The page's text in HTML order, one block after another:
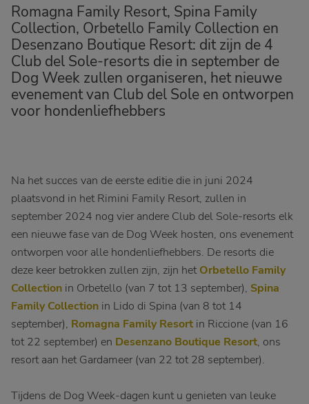
Romagna Family Resort, Spina Family
Collection, Orbetello Family Collection en
Desenzano Boutique Resort: dit zijn de 4
Club del Sole-resorts die in september de
Dog Week zullen organiseren, het nieuwe
evenement van Club del Sole en ontworpen
voor hondenliefhebbers
Na het succes van de eerste editie die in juni 2024
plaatsvond in het Rimini Family Resort, zullen in
september 2024 nog vier andere Club del Sole-resorts elk
een nieuwe fase van de Dog Week hosten, ons evenement
ontworpen voor alle hondenliefhebbers. De resorts die
deze keer betrokken zullen zijn, zijn hetOrbetello Family
Collection in Orbetello (van 7 tot 13 september), Spina
Family Collection in Lido di Spina (van 8 tot 14
september), Romagna Family Resort in Riccione (van 16
tot 22 september) en Desenzano Boutique Resort, ons
resort aan het Gardameer (van 22 tot 28 september).
Tijdens de Dog Week-dagen kunt u genieten van leuke